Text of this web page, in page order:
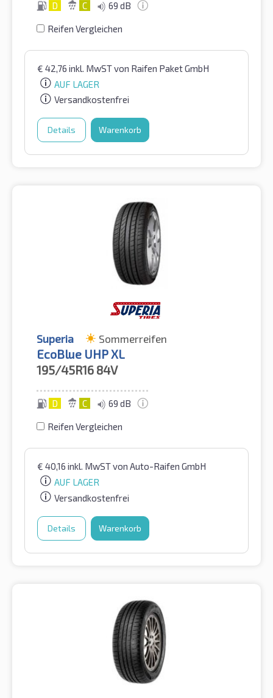
D C 69 dB
Reifen Vergleichen
€ 42,76 inkl. MwSTvon Raifen Paket GmbH
AUF LAGER
Versandkostenfrei
Details Warenkorb
Superia Sommerreifen
EcoBlue UHP XL
195/45R16 84V
D C 69 dB
Reifen Vergleichen
€ 40,16 inkl. MwSTvon Auto-Raifen GmbH
AUF LAGER
Versandkostenfrei
Details Warenkorb